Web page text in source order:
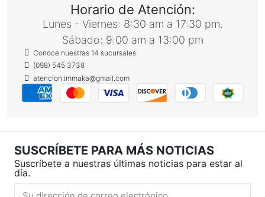
Horario de Atención:
Lunes - Viernes: 8:30 am a 17:30 pm.
Sábado: 9:00 am a 13:00 pm
Conoce nuestras 14 sucursales
(098) 545 3738
atencion.immaka@gmail.com
SUSCRÍBETE PARA MÁS NOTICIAS
Suscríbete a nuestras últimas noticias para estar al
día.